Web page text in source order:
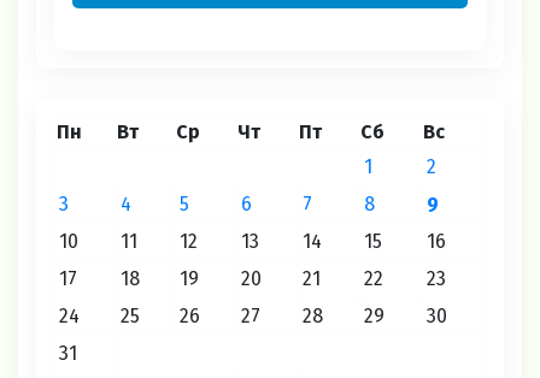
Пн Вт Ср Чт Пт Сб Вс
1
2
3
4 5 6 7 8
9
10
11 12 13 14 15
16
17
18 19 20 21 22
23
24
25 26 27 28 29
30
31